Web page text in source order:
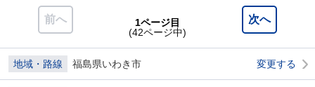
前へ 次へ
1ページ目
(42ページ中)
地域・路線 福島県いわき市 変更する